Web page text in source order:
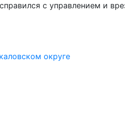
с управлением и
округе